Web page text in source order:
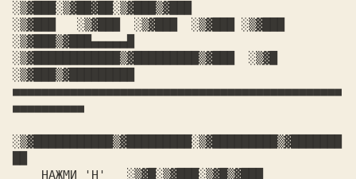
░▒▓███░▒▓██▓██░▒▓███▒▓███
░▒▓███   ░▒▓███  ░▒▓███  ░▒▓███ ░▒▓███
░▒▓███▒▓███▄▄▄▄▄█
░▒▓████████████▒▓█████████▒▓███  ░▒▓█
░▒▓███▒▓█████████
■■■■■■■■■■■■■■■■■■■■■■■■■■■■■■■■■■■■■■■■■■■■■■
■■■■■■■■■■
░▒▓███████████▒▓█████████░▒▓█████████▒▓███████